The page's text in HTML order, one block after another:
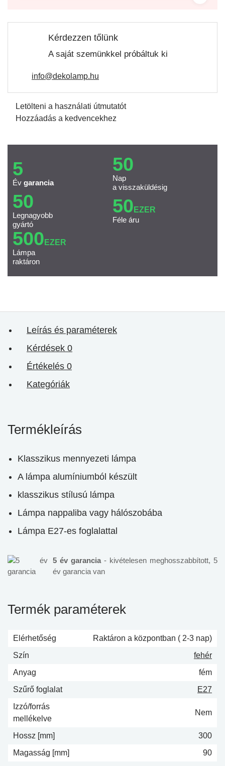
Kérdezzen tőlünk
A saját szemünkkel próbáltuk ki
info@dekolamp.hu
Letölteni a használati útmutatót
Hozzáadás a kedvencekhez
5
Év garancia
50
Nap
a visszaküldésig
50
Legnagyobb
gyártó
50 EZER
Féle áru
500 EZER
Lámpa
raktáron
Leírás és paraméterek
Kérdések 0
Értékelés 0
Kategóriák
Termékleírás
Klasszikus mennyezeti lámpa
A lámpa alumíniumból készült
klasszikus stílusú lámpa
Lámpa nappaliba vagy hálószobába
Lámpa E27-es foglalattal
5 év garancia - kivételesen meghosszabbított, 5
év garancia van
Termék paraméterek
Elérhetőség
Raktáron a központban ( 2-3 nap)
Szín
fehér
Anyag
fém
Szűrő foglalat
E27
Izzó/forrás
mellékelve
Nem
Hossz [mm]
300
Magasság [mm]
90